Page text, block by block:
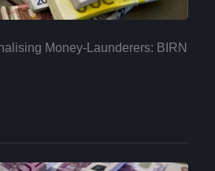
Money-Launderers: BIRN